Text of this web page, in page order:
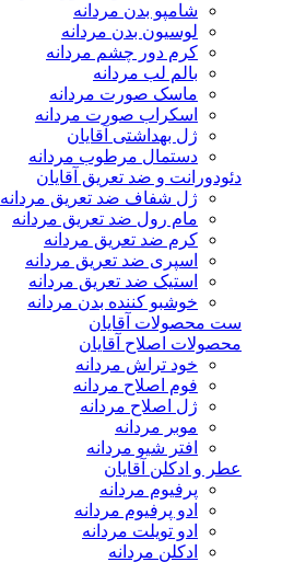
شامپو بدن مردانه
لوسیون بدن مردانه
کرم دور چشم مردانه
بالم لب مردانه
ماسک صورت مردانه
اسکراب صورت مردانه
ژل بهداشتی آقایان
دستمال مرطوب مردانه
دئودورانت و ضد تعریق آقایان
ژل شفاف ضد تعریق مردانه
مام رول ضد تعریق مردانه
کرم ضد تعریق مردانه
اسپری ضد تعریق مردانه
استیک ضد تعریق مردانه
خوشبو کننده بدن مردانه
ست محصولات آقایان
محصولات اصلاح آقایان
خود تراش مردانه
فوم اصلاح مردانه
ژل اصلاح مردانه
موبر مردانه
افتر شیو مردانه
عطر و ادکلن آقایان
پرفیوم مردانه
ادو پرفیوم مردانه
ادو تویلت مردانه
ادکلن مردانه